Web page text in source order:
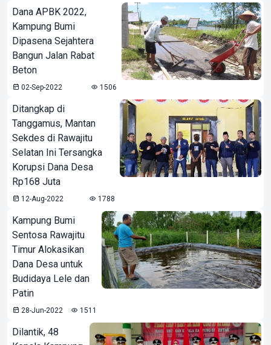
Dana APBK 2022,
Kampung Bumi
Dipasena Sejahtera
Bangun Jalan Rabat
Beton
02-Sep-2022 1506
Ditangkap di
Tanggamus, Mantan
Sekdes di Rawajitu
Selatan Ini Tersangka
Korupsi Dana Desa
Rp168 Juta
12-Aug-2022 1788
Kampung Bumi
Sentosa Rawajitu
Timur Alokasikan
Dana Desa untuk
Budidaya Lele dan
Patin
28-Jun-2022 1511
Dilantik, 48